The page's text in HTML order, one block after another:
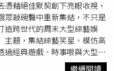
藉絕佳默契創下亮眼收視，
眾敲碗聲中重新集結，不只是
造跨世代的周末大型綜藝娛
主題，集結綜藝笑星、模仿高
過經典遊戲、時事哏與大型歌
綜藝最歡樂的黃金年代，也要